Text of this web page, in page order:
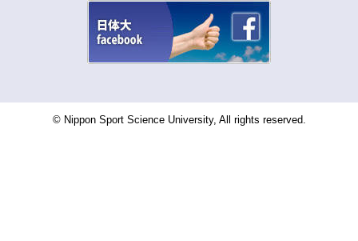
© Nippon Sport Science University, All rights reserved.